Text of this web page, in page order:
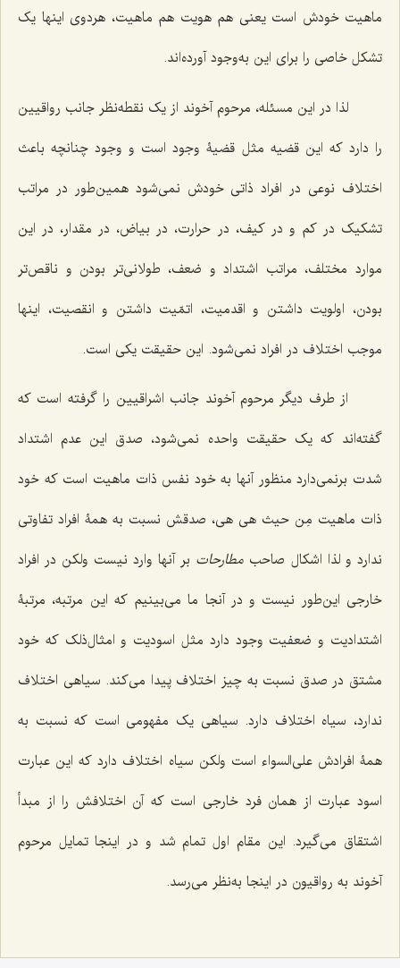
ماهیت خودش است یعنى هم هویت هم ماهیت، هردوى اینها یک
تشکل خاصى را براى این به‌وجود آورده‌اند.
لذا در این مسئله، مرحوم آخوند از یک نقطه‌نظر جانب رواقیین
را دارد که این قضیه مثل قضیۀ وجود است و وجود چنانچه باعث
اختلاف نوعى در افراد ذاتى خودش نمى‌شود همین‌طور در مراتب
تشکیک در کم و در کیف، در حرارت، در بیاض، در مقدار، در این
موارد مختلف، مراتب اشتداد و ضعف، طولانی‌تر بودن و ناقص‌تر
بودن، اولویت داشتن و اقدمیت، اتمّیت داشتن و انقصیت، اینها
موجب اختلاف در افراد نمى‌شود. این حقیقت یکی است.
از طرف دیگر مرحوم آخوند جانب اشراقیین را گرفته است که
گفته‌اند که یک حقیقت واحده نمى‌شود، صدق این عدم اشتداد
شدت برنمى‌دارد منظور آنها به خود نفس ذات ماهیت است که خود
ذات ماهیت مِن حیث هى‌ هی، صدقش نسبت به همۀ افراد تفاوتى
ندارد و لذا اشکال صاحب مطارحات بر آنها وارد نیست ولکن در افراد
خارجی این‌طور نیست و در آنجا ما مى‌بینیم که این مرتبه، مرتبۀ
اشتدادیت و ضعفیت وجود دارد مثل اسودیت و امثال‌ذلک که خود
مشتق در صدق نسبت به چیز اختلاف پیدا مى‌کند. سیاهى اختلاف
ندارد، سیاه اختلاف دارد. سیاهى یک مفهومی است که نسبت به
همۀ افرادش علی‌السواء است ولکن سیاه اختلاف دارد که این عبارت
اسود عبارت از همان فرد خارجى است که آن اختلافش را از مبدأ
اشتقاق مى‌گیرد. این مقام اول تمام شد و در اینجا تمایل مرحوم
آخوند به رواقیون در اینجا به‌نظر مى‌رسد.